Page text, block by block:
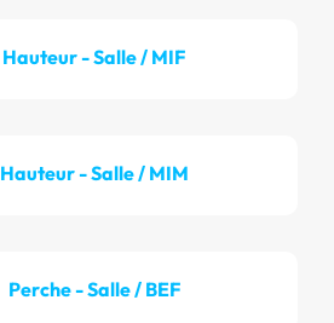
Hauteur - Salle / MIF
Hauteur - Salle / MIM
Perche - Salle / BEF